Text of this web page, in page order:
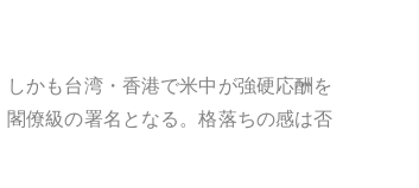
かも台湾・香港で米中が強硬応酬を
僚級の署名となる。格落ちの感は否